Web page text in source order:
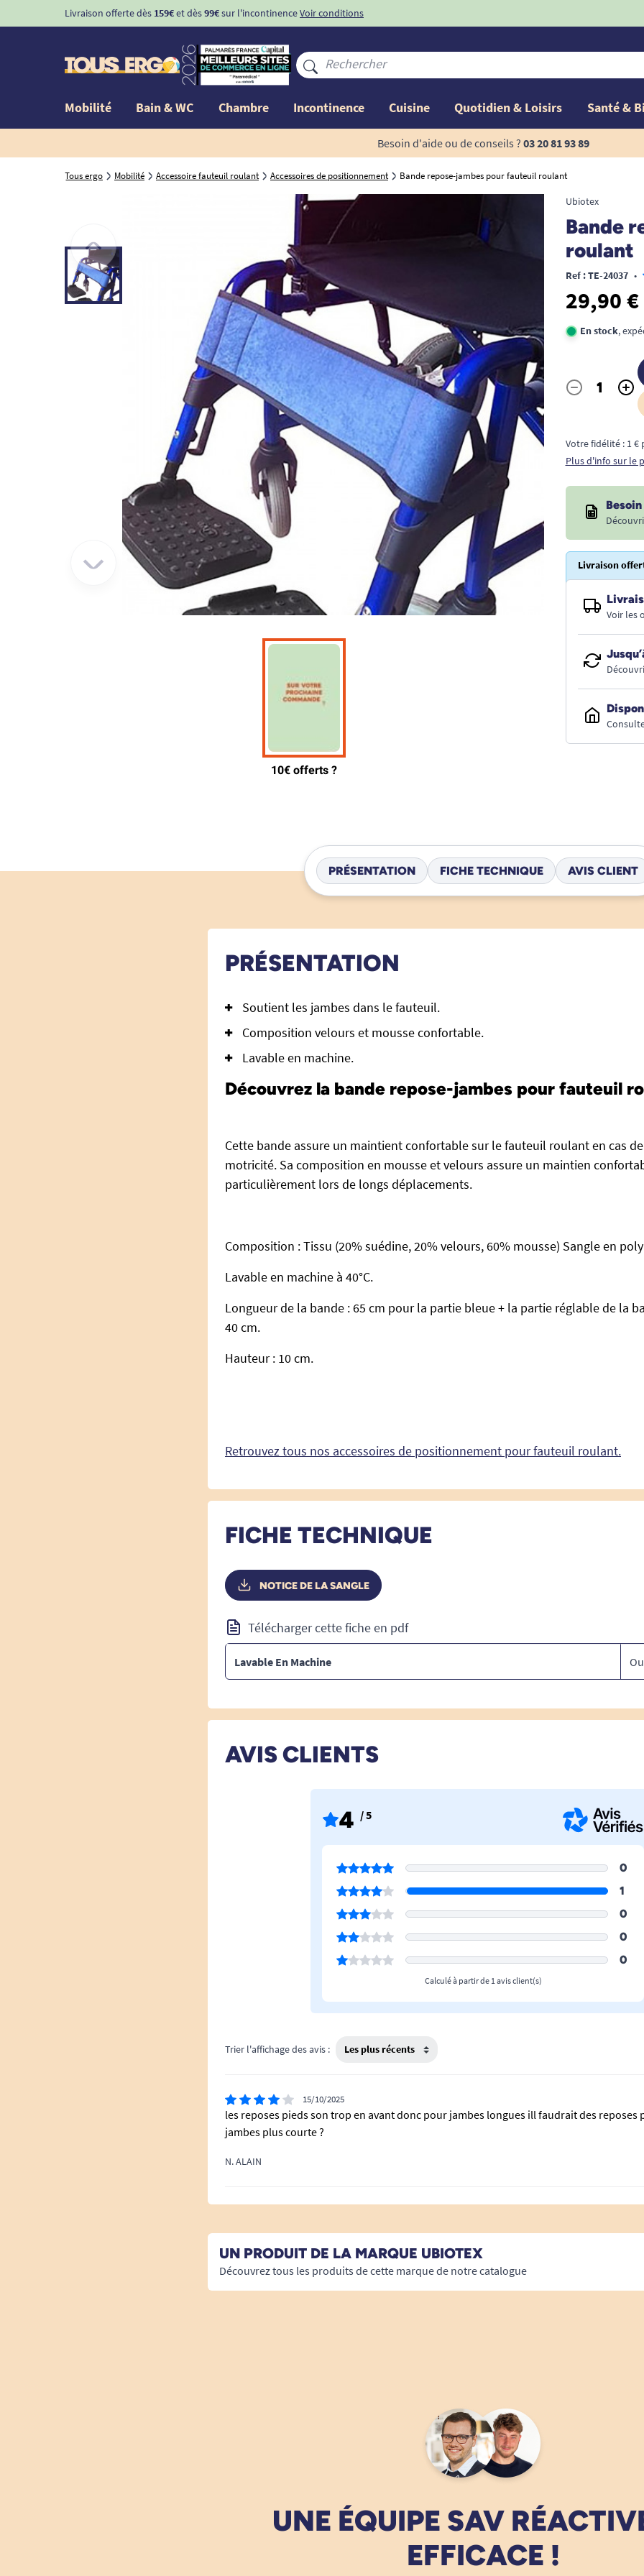
Livraison offerte dès 159€et dès99€sur l'incontinenceVoir conditions
Mobilité Bain & WC Chambre Incontinence Cuisine Quotidien & Loisirs Santé &
Besoin d'aide ou de conseils ? 03 20 81 93 89
Tous ergo Mobilité Accessoire fauteuil roulant Accessoires de positionnement Bande repose-jambes pour fauteuil roulant
Ubiotex
Bande
roulant
Ref : TE-24037 •
29,90 €
En stock,
Quantité
- +
Votre fidélité : 1 €
Plus d'info sur le
Livraison
Voir les
PRÉSENTATION FICHE TECHNIQUE AVIS CLIENT
PRÉSENTATION
Soutient les jambes dans le fauteuil.
Composition velours et mousse confortable.
Lavable en machine.
Découvrez la bande repose-jambes pour fauteuil
Cette bande assure un maintient confortable sur le fauteuil roulant en cas
motricité. Sa composition en mousse et velours assure un maintien
particulièrement lors de longs déplacements.
Composition : Tissu (20% suédine, 20% velours, 60% mousse) Sangle en
Lavable en machine à 40°C.
Longueur de la bande : 65 cm pour la partie bleue + la partie réglable de la
40 cm.
Hauteur : 10 cm.
Retrouvez tous nos accessoires de positionnement pour fauteuil roulant.
FICHE TECHNIQUE
NOTICE DE LA SANGLE
Télécharger cette fiche en pdf
Lavable En Machine
AVIS CLIENTS
4 / 5
0
1
0
0
0
Calculé à partir de 1 avis client(s)
Trier l'affichage des avis :
15/10/2025
les reposes pieds son trop en avant donc pour jambes longues ill faudrait des reposes
jambes plus courte ?
N. ALAIN
UN PRODUIT DE LA MARQUE UBIOTEX
Découvrez tous les produits de cette marque de notre catalogue
UNE ÉQUIPE SAV
EFFICACE !